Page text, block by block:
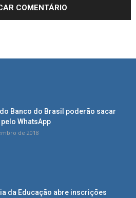
Banco do Brasil poderão sacar
WhatsApp
de 2018
da Educação abre inscrições